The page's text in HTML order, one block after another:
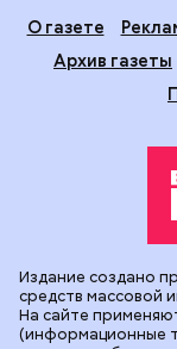
О газете
Архив газеты
Издание создано
средств массовой
На сайте
(информационные